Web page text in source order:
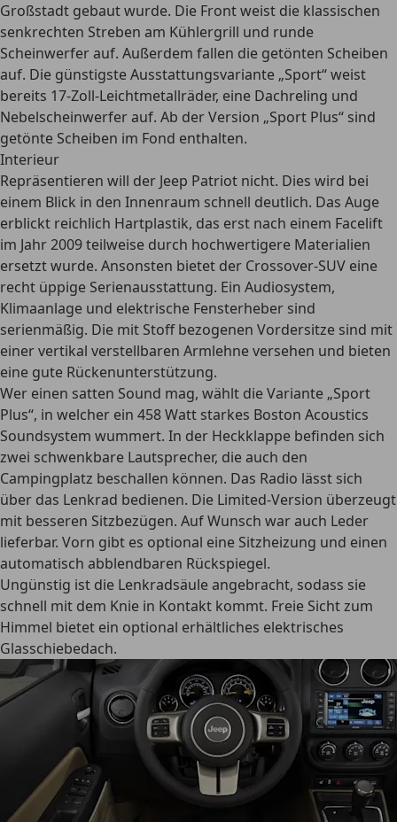
Großstadt gebaut wurde. Die Front weist die klassischen
senkrechten Streben am Kühlergrill und runde
Scheinwerfer auf. Außerdem fallen die getönten Scheiben
auf. Die günstigste Ausstattungsvariante „Sport“ weist
bereits 17-Zoll-Leichtmetallräder, eine Dachreling und
Nebelscheinwerfer auf. Ab der Version „Sport Plus“ sind
getönte Scheiben im Fond enthalten.
Interieur
Repräsentieren will der Jeep Patriot nicht. Dies wird bei
einem Blick in den Innenraum schnell deutlich. Das Auge
erblickt reichlich Hartplastik, das erst nach einem Facelift
im Jahr 2009 teilweise durch hochwertigere Materialien
ersetzt wurde. Ansonsten bietet der Crossover-SUV eine
recht üppige Serienausstattung. Ein Audiosystem,
Klimaanlage und elektrische Fensterheber sind
serienmäßig. Die mit Stoff bezogenen Vordersitze sind mit
einer vertikal verstellbaren Armlehne versehen und bieten
eine gute Rückenunterstützung.
Wer einen satten Sound mag, wählt die Variante „Sport
Plus“, in welcher ein 458 Watt starkes Boston Acoustics
Soundsystem wummert. In der Heckklappe befinden sich
zwei schwenkbare Lautsprecher, die auch den
Campingplatz beschallen können. Das Radio lässt sich
über das Lenkrad bedienen. Die Limited-Version überzeugt
mit besseren Sitzbezügen. Auf Wunsch war auch Leder
lieferbar. Vorn gibt es optional eine Sitzheizung und einen
automatisch abblendbaren Rückspiegel.
Ungünstig ist die Lenkradsäule angebracht, sodass sie
schnell mit dem Knie in Kontakt kommt. Freie Sicht zum
Himmel bietet ein optional erhältliches elektrisches
Glasschiebedach.